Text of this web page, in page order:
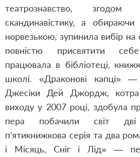
театрознавство,
скандинавістику, а
норвезькою, зупинила вибір
повністю присвятити
працювала в бібліотеці,
школі. «Драконові капці»
Джесіки Дей Джордж, котра
виходу у 2007 році, здобула
пера побачили світ дві
п’ятикнижкова серія та два
і Місяць, Сніг і Лід» —